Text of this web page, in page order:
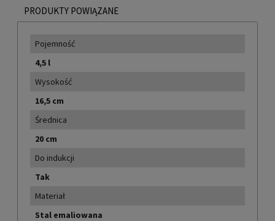
PRODUKTY POWIĄZANE
Pojemność
4,5 l
Wysokość
16,5 cm
Średnica
20 cm
Do indukcji
Tak
Materiał
Stal emaliowana